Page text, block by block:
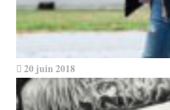
20 juin 2018